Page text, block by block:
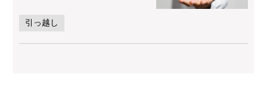
引っ越し